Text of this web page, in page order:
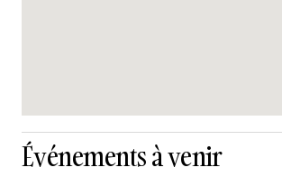
Événements à venir